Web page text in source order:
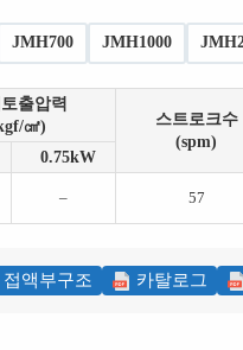
JMH700 JMH1000
출압력
㎠)
스트로크수
(spm)
0.75kW
– 57
접액부구조 카탈로그